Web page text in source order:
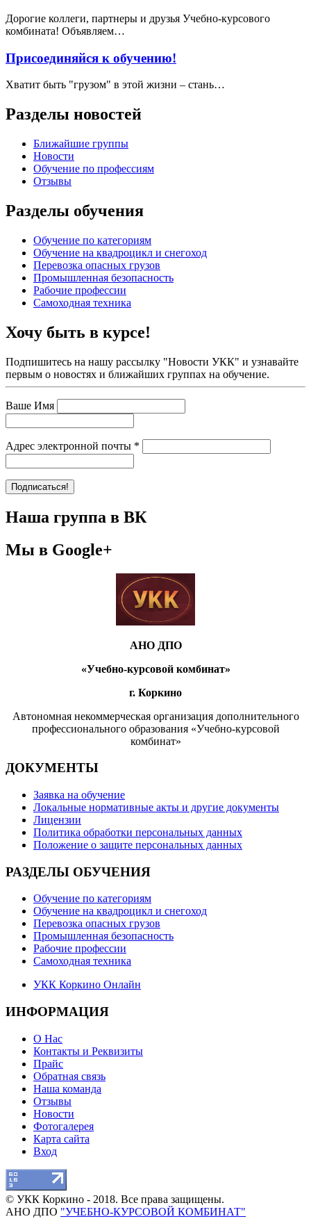
Дорогие коллеги, партнеры и друзья Учебно-курсового
комбината! Объявляем…
Присоединяйся к обучению!
Хватит быть "грузом" в этой жизни – стань…
Разделы новостей
Ближайшие группы
Новости
Обучение по профессиям
Отзывы
Разделы обучения
Обучение по категориям
Обучение на квадроцикл и снегоход
Перевозка опасных грузов
Промышленная безопасность
Рабочие профессии
Самоходная техника
Хочу быть в курсе!
Подпишитесь на нашу рассылку "Новости УКК" и узнавайте
первым о новостях и ближайших группах на обучение.
Ваше Имя
Адрес электронной почты *
Наша группа в ВК
Мы в Google+
АНО ДПО
«Учебно-курсовой комбинат»
г. Коркино
Автономная некоммерческая организация дополнительного
профессионального образования «Учебно-курсовой
комбинат»
ДОКУМЕНТЫ
Заявка на обучение
Локальные нормативные акты и другие документы
Лицензии
Политика обработки персональных данных
Положение о защите персональных данных
РАЗДЕЛЫ ОБУЧЕНИЯ
Обучение по категориям
Обучение на квадроцикл и снегоход
Перевозка опасных грузов
Промышленная безопасность
Рабочие профессии
Самоходная техника
УКК Коркино Онлайн
ИНФОРМАЦИЯ
О Нас
Контакты и Реквизиты
Прайс
Обратная связь
Наша команда
Отзывы
Новости
Фотогалерея
Карта сайта
Вход
© УКК Коркино - 2018. Все права защищены.
АНО ДПО "УЧЕБНО-КУРСОВОЙ КОМБИНАТ"